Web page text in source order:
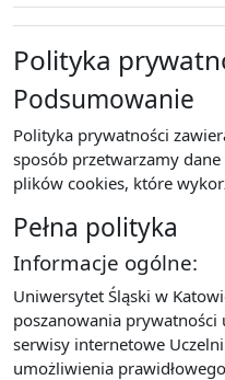
Polityka
Podsumowanie
Polityka prywatności
sposób przetwarzamy
plików cookies, które
Pełna polityka
Informacje ogólne:
Uniwersytet Śląski w
poszanowania
serwisy internetowe
umożliwienia